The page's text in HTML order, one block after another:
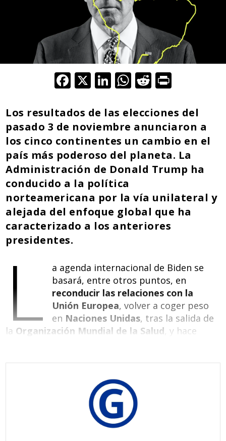
F
e
b
o
o
k
X Li
k
e
dI
n
W
at
s
A
p
p
R
d
di
t
t
Los resultados de las elecciones del
pasado 3 de noviembre anunciaron a
los cinco continentes un cambio en el
país más poderoso del planeta. La
Administración de Donald Trump ha
conducido a la política
norteamericana por la vía unilateral y
alejada del enfoque global que ha
caracterizado a los anteriores
presidentes.
L
a agenda internacional de Biden se
basará, entre otros puntos, en
reconducir las relaciones con la
Unión Europea, volver a coger peso
en Naciones Unidas, tras la salida de
la Organización Mundial de la Salud , y hace